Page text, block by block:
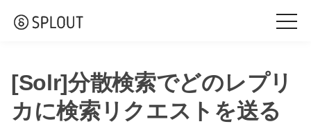
[Solr]分散検索でどのレプリ
カに検索リクエストを送る